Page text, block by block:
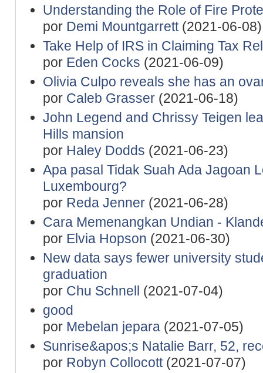
Understanding the Role of Fire
por Demi Mountgarrett(2021-06-08)
Take Help of IRS in Claiming Tax
por Eden Cocks (2021-06-09)
Olivia Culpo reveals she has an
por Caleb Grasser(2021-06-18)
John Legend and Chrissy Teigen
Hills mansion
por Haley Dodds (2021-06-23)
Apa pasal Tidak Suah Ada Jagoan
Luxembourg?
por Reda Jenner(2021-06-28)
Cara Memenangkan Undian -
por Elvia Hopson (2021-06-30)
New data says fewer university
graduation
por Chu Schnell (2021-07-04)
good
por Mebelan jepara(2021-07-05)
Sunrise&apos;s Natalie Barr, 52,
por Robyn Collocott(2021-07-07)